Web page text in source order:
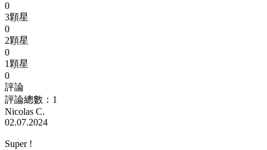
0
3顆星
0
2顆星
0
1顆星
0
評論
評論總數：1
Nicolas C.
02.07.2024
Super !